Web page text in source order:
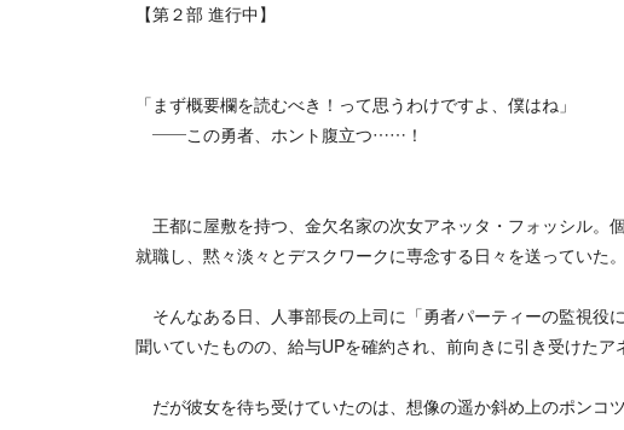
【第２部 進行中】
「まず概要欄を読むべき！って思うわけですよ、僕はね」
——この勇者、ホント腹立つ……！
王都に屋敷を持つ、金欠名家の次女アネッタ・フォッシル。
就職し、黙々淡々とデスクワークに専念する日々を送っていた。
そんなある日、人事部長の上司に「勇者パーティーの監視役
聞いていたものの、給与UPを確約され、前向きに引き受けたア
だが彼女を待ち受けていたのは、想像の遥か斜め上のポンコ